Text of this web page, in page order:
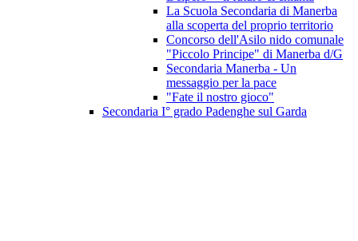
La Scuola Secondaria di Manerba
alla scoperta del proprio territorio
Concorso dell'Asilo nido comunale
"Piccolo Principe" di Manerba d/G
Secondaria Manerba - Un
messaggio per la pace
"Fate il nostro gioco"
Secondaria I° grado Padenghe sul Garda